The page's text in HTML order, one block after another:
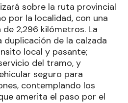
sobre la ruta provincial
por la localidad, con una
2,296 kilómetros. La
duplicación de la calzada
local y pasante;
del tramo, y
seguro para
contemplando los
amerita el paso por el